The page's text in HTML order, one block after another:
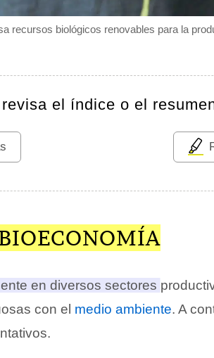
recursos biológicos renovables para la
el índice o el
en diversos sectores
con el medio ambiente. A